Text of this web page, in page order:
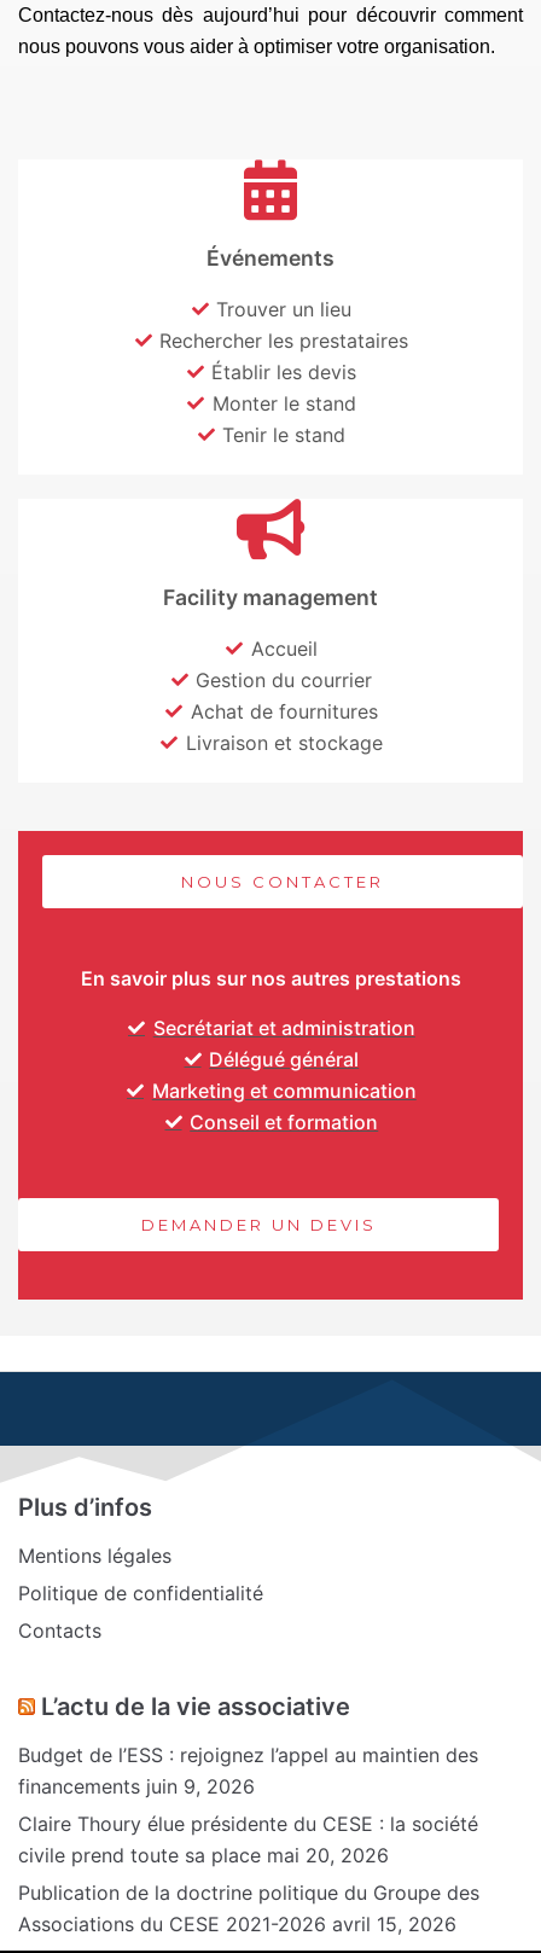
Contactez-nous dès aujourd’hui pour découvrir comment
nous pouvons vous aider à optimiser votre organisation.
Événements
Trouver un lieu
Rechercher les prestataires
Établir les devis
Monter le stand
Tenir le stand
Facility management
Accueil
Gestion du courrier
Achat de fournitures
Livraison et stockage
NOUS CONTACTER
En savoir plus sur nos autres prestations
Secrétariat et administration
Délégué général
Marketing et communication
Conseil et formation
DEMANDER UN DEVIS
Plus d’infos
Mentions légales
Politique de confidentialité
Contacts
L’actu de la vie associative
Budget de l’ESS : rejoignez l’appel au maintien des
financements juin 9, 2026
Claire Thoury élue présidente du CESE : la société
civile prend toute sa place mai 20, 2026
Publication de la doctrine politique du Groupe des
Associations du CESE 2021-2026 avril 15, 2026